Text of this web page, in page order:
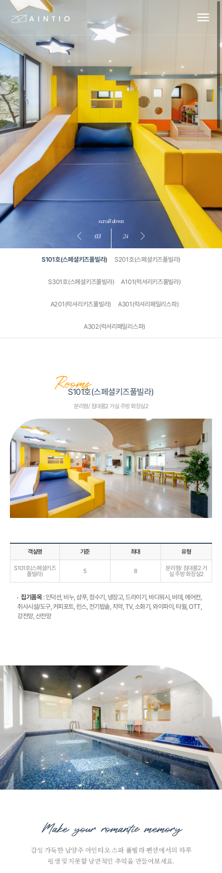
03 24
scroll down
S101호(스페셜키즈풀빌라) S201호(스페셜키즈풀빌라)
S301호(스페셜키즈풀빌라) A101(럭셔리키즈풀빌라)
A201(럭셔리키즈풀빌라) A301(럭셔리패밀리스파)
A302(럭셔리패밀리스파)
Rooms
S101호(스페셜키즈풀빌라)
분리형/ 침대룸2 거실 주방 화장실2
객실명 기준 최대 유형
S101호(스페셜키즈
풀빌라)
5 8
분리형/ 침대룸2 거
실 주방 화장실2
집기품목: 인덕션, 비누, 샴푸, 정수기, 냉장고, 드라이기, 바디워시, 비데, 에어컨,
취사시설/도구, 커피포트, 린스, 전기밥솥, 치약, TV, 소화기, 와이파이, 타월, OTT,
강전망, 산전망
Make your romantic memory
감성 가득한 남양주 아인티오 스파 풀빌라 펜션에서의 하루
평생 잊지못할 낭만적인 추억을 만들어보세요.